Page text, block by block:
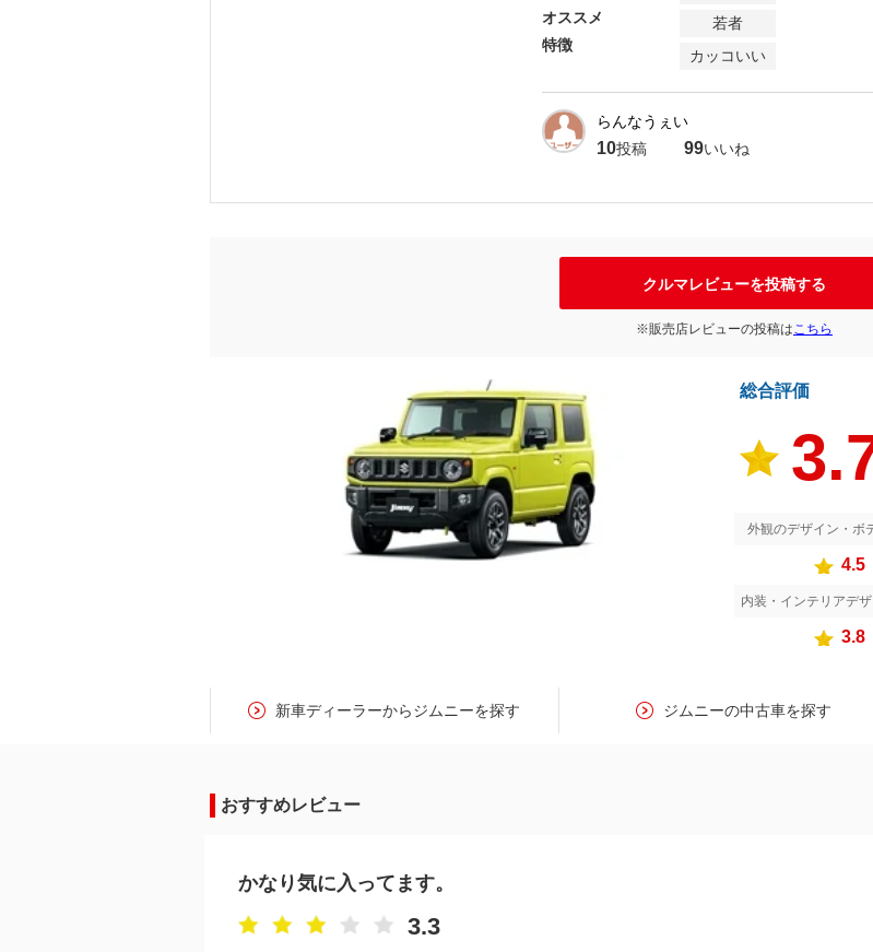
オススメ
若者
特徴
カッコいい
らんなうぇい
10投稿 99いいね
クルマレビューを投稿する
※販売店レビューの投稿はこちら
総合評価
外観のデザイン・ボ
4.5
内装・インテリアデ
3.8
新車ディーラーからジムニーを探す ジムニーの中古車を探す
おすすめレビュー
かなり気に入ってます。
3.3